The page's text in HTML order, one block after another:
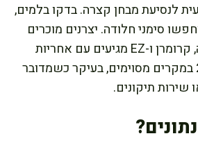
לנסיעת מבחן קצרה. בדקו בלמים,
סימני חלודה. יצרנים מוכרים
בישראל כמו אפריליה, קרומרן ו-EZ מגיעים עם אחריות
חלקית גם בקנייה יד 2 במקרים מסוימים, בעיקר כשמדובר
שירות תיקונים.